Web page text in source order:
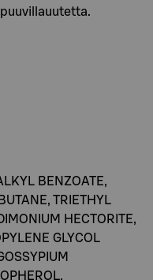
BENZOATE,
TRIETHYL
HECTORITE,
GLYCOL